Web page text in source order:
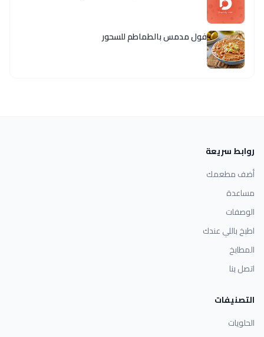
فول مدمس بالطماطم للسحور
روابط سريعة
أضف مطعمك
مساعدة
الوصفات
اطبخ باللي عندك
المطابخ
اتصل بنا
التصنيفات
الحلويات